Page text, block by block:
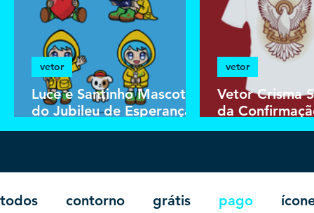
Luce e Santinho Mascotes
do Jubileu de Esperança
2025 | Download Vetor
vetor
Vetor Crisma
da
de Camisa
vetor
todos contorno grátis pago